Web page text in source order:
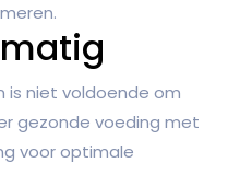
is niet voldoende om
gezonde voeding met
voor optimale